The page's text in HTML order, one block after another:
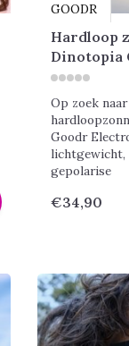
GOODR
Hardloop
Dinotopia
Op zoek
Goodr
lichtgewicht,
gepolarise
€34,90